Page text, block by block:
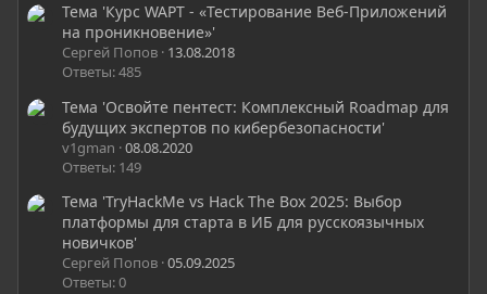
Тема 'Курс WAPT - «Тестирование Веб-Приложений
на проникновение»'
Сергей Попов 13.08.2018
Ответы: 485
Тема 'Освойте пентест: Комплексный Roadmap для
будущих экспертов по кибербезопасности'
v1gman 08.08.2020
Ответы: 149
Тема 'TryHackMe vs Hack The Box 2025: Выбор
платформы для старта в ИБ для русскоязычных
новичков'
Сергей Попов 05.09.2025
Ответы: 0